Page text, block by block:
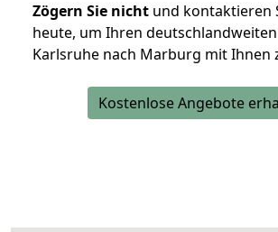
Zögern Sie nicht und kontaktieren
heute, um Ihren
Karlsruhe nach Marburg mit Ihnen
Kostenlose Angebote